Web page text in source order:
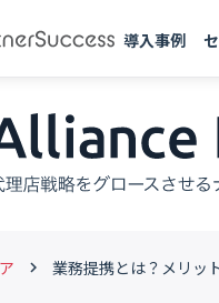
keyboard_arrow_right 業務提携とは？メリッ
導入事例